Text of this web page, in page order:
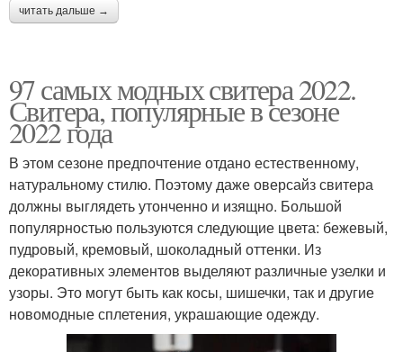
читать дальше →
97 самых модных свитера 2022.
Свитера, популярные в сезоне
2022 года
В этом сезоне предпочтение отдано естественному,
натуральному стилю. Поэтому даже оверсайз свитера
должны выглядеть утонченно и изящно. Большой
популярностью пользуются следующие цвета: бежевый,
пудровый, кремовый, шоколадный оттенки. Из
декоративных элементов выделяют различные узелки и
узоры. Это могут быть как косы, шишечки, так и другие
новомодные сплетения, украшающие одежду.